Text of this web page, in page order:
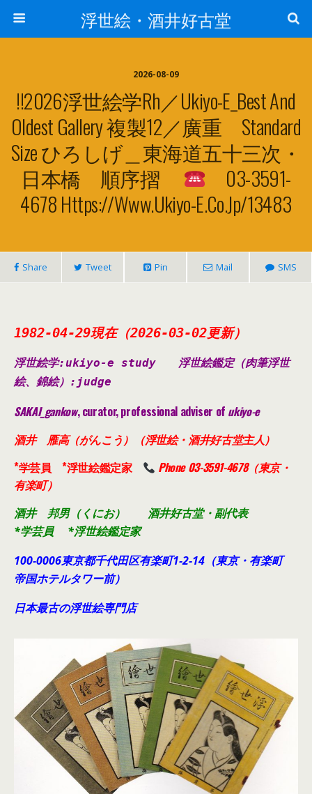
浮世絵・酒井好古堂
2026-08-09
!!2026浮世絵学Rh／ukiyo-E_Best And
Oldest Gallery 複製12／廣重 Standard
Size ひろしげ＿東海道五十三次・
日本橋 順序摺
03-3591-
4678 Https://www.ukiyo-E.co.jp/13483
Share Tweet Pin Mail SMS
1982-04-29現在（2026-03-02更新）
浮世絵学:ukiyo-e study 浮世絵鑑定（肉筆浮世
絵、錦絵） :judge
SAKAI_gankow, curator, professional adviser of ukiyo-e
酒井 雁高（がんこう）（浮世絵・酒井好古堂主人）
*学芸員 *浮世絵鑑定家
Phone 03-3591-4678（東京・
有楽町）
酒井 邦男（くにお） 酒井好古堂・副代表
*学芸員 *浮世絵鑑定家
100-0006東京都千代田区有楽町1-2-14（東京・有楽町
帝国ホテルタワー前）
日本最古の浮世絵専門店